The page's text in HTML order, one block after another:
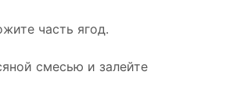
часть ягод.
смесью и залейте